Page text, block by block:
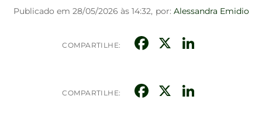
Publicado em 28/05/2026 às 14:32, por: Alessandra Emidio
COMPARTILHE: Facebook
X
COMPARTILHE: Facebook
X